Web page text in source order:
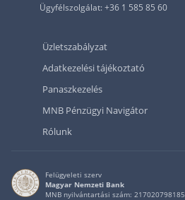
Ügyfélszolgálat: +36 1 585 85 60
Üzletszabályzat
Adatkezelési tájékoztató
Panaszkezelés
MNB Pénzügyi Navigátor
Rólunk
Felügyeleti szerv
Magyar Nemzeti Bank
MNB nyilvántartási szám: 217020798185